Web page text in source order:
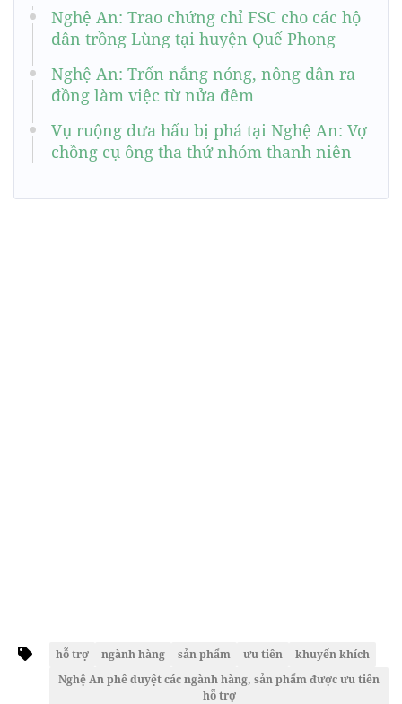
Nghệ An: Trao chứng chỉ FSC cho các hộ
dân trồng Lùng tại huyện Quế Phong
Nghệ An: Trốn nắng nóng, nông dân ra
đồng làm việc từ nửa đêm
Vụ ruộng dưa hấu bị phá tại Nghệ An: Vợ
chồng cụ ông tha thứ nhóm thanh niên
hỗ trợ ngành hàng sản phẩm ưu tiên
khuyến khích
Nghệ An phê duyệt các ngành hàng, sản phẩm được ưu tiên
hỗ trợ